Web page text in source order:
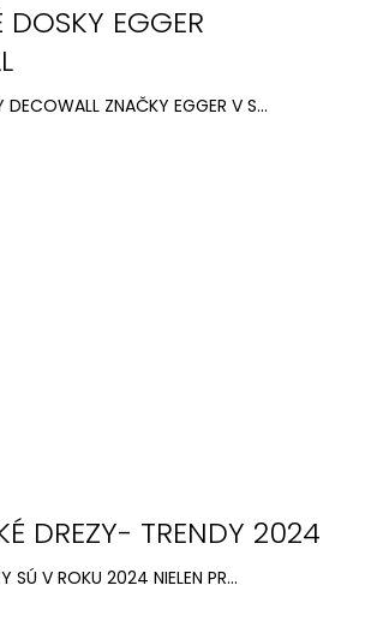
DOSKY EGGER
DECOWALL ZNAČKY EGGER V S...
DREZY- TRENDY 2024
SÚ V ROKU 2024 NIELEN PR...